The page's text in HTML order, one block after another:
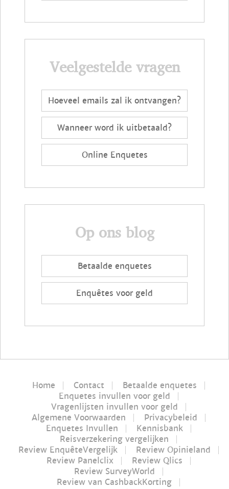
Veelgestelde vragen
Hoeveel emails zal ik ontvangen?
Wanneer word ik uitbetaald?
Online Enquetes
Op ons blog
Betaalde enquetes
Enquêtes voor geld
Home Contact
Betaalde enquetes
Enquetes invullen voor geld
Vragenlijsten invullen voor geld
Algemene Voorwaarden
Privacybeleid
Enquetes Invullen
Kennisbank
Reisverzekering vergelijken
Review EnquêteVergelijk
Review Opinieland
Review Panelclix
Review Qlics
Review SurveyWorld
Review van CashbackKorting